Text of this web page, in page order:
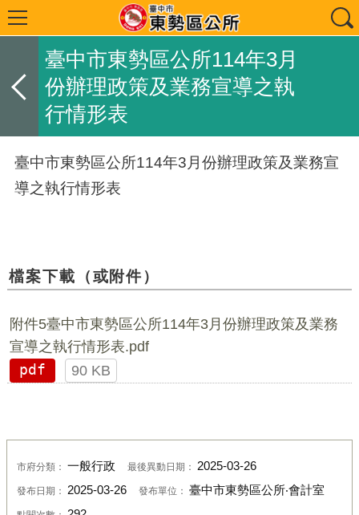
臺中市東勢區公所114年3月
份辦理政策及業務宣導之執
行情形表
臺中市東勢區公所114年3月份辦理政策及業務宣
導之執行情形表
檔案下載（或附件）
附件5臺中市東勢區公所114年3月份辦理政策及業務
宣導之執行情形表.pdf
pdf
90 KB
市府分類： 一般行政 最後異動日期： 2025-03-26
發布日期： 2025-03-26 發布單位： 臺中市東勢區公所‧會計室